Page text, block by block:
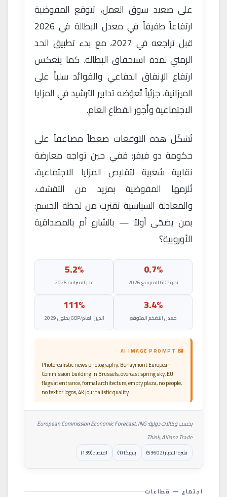
على صعيد سوق العمل، تتوقع المفوضية
ارتفاعاً طفيفاً في معدل البطالة في 2026
قبل تراجعه في 2027، مع بدء تطبيق الحد
الزمني لمدة استحقاق البطالة. كما ينعكس
ارتفاع الإنفاق الدفاعي والفوائد سلباً على
الميزانية، جزئياً تُعوّضه تدابير الترشيد في المزايا
الاجتماعية وأجور القطاع العام.
تُشكّل هذه التوقعات ضغطاً مضاعفاً على
حكومة دو فيفر: ففي حين تواجه معارضة
نقابية شعبية لتقليص المزايا الاجتماعية،
تُلزمها المفوضية بمزيد من التقشف.
والمعادلة السياسية تقترب من لحظة الحسم:
بمن يضحّى أولاً — بالشارع أم بالمصداقية
الأوروبية؟
0.7%
نمو GDP المتوقع 2026
5.2%
عجز الميزانية 2026
3.4%
معدل التضخم المتوقع
111%
الدين العام/GDP بحلول 2029
🖼 AI IMAGE PROMPT
Photorealistic news photography, Berlaymont European
Commission building in Brussels, overcast spring sky, EU
flags at entrance, formal architecture, empty plaza, no people,
no text or logos, 4K journalistic quality.
بحسب وكالات دولية: European Commission Economic Forecast, ING
Think, Allianz Trade
نشرة الاخبار (53602) بلجيكا (1) اقتصاد (139)
اجتماع — قطاعات